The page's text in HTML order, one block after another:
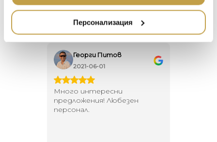
Персонализация
Георги Питов
2021-06-01
Много интересни
предложения! Любезен
персонал.
ETHNICRAFT
ZUIVER
DUTCHBONE